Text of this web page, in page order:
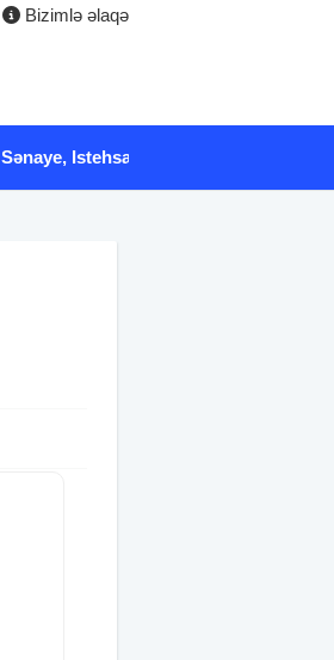
Bizimlə əlaqə
Sənaye, Istehsalat